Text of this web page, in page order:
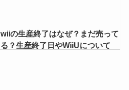
dプログラムはどこで買える？ド
ンキやドラックストアで売って
る？安く購入するなら？
wiiの生産終了はなぜ？まだ売って
る？生産終了日やWiiUについて